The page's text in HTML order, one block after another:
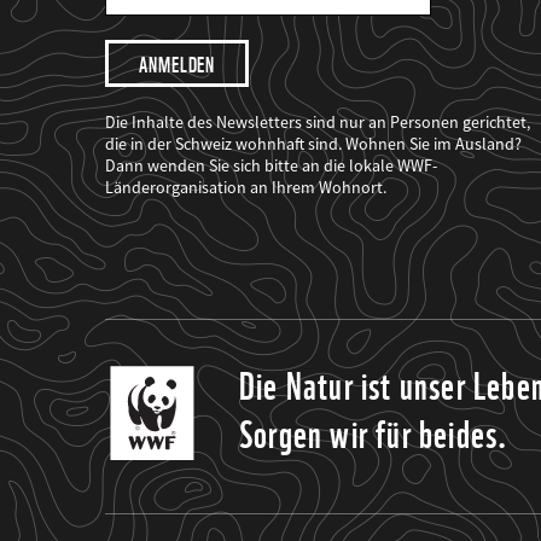
Mail
Adresse
Ich
möchte,
dass
der
WWF
mich
über
seine
Projekte
informiert.
Die Inhalte des Newsletters sind nur an Personen gerichtet,
die in der Schweiz wohnhaft sind. Wohnen Sie im Ausland?
Dann wenden Sie sich bitte an die lokale WWF-
Länderorganisation an Ihrem Wohnort.
Die Natur ist unser
Sorgen wir für beides.